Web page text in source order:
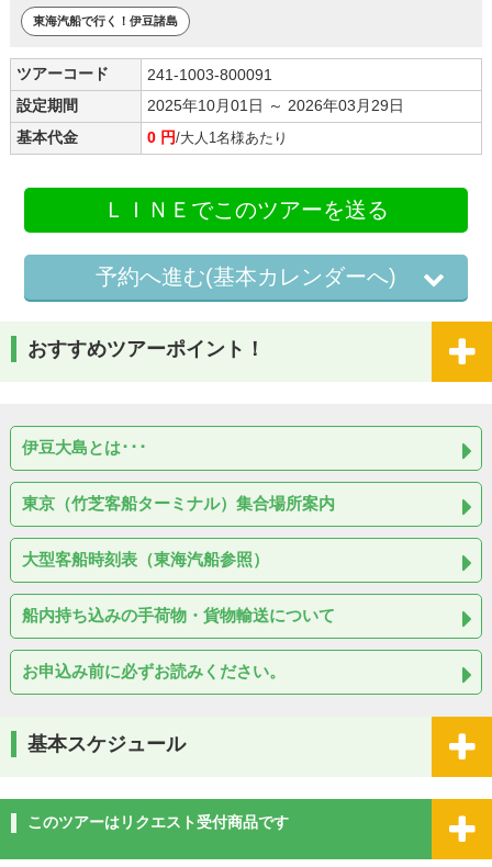
東海汽船で行く！伊豆諸島
ツアーコード
241-1003-800091
設定期間
2025年10月01日 ～ 2026年03月29日
基本代金
0 円/大人1名様あたり
ＬＩＮＥでこのツアーを送る
予約へ進む(基本カレンダーへ)
おすすめツアーポイント！
伊豆大島とは･･･
東京（竹芝客船ターミナル）集合場所案内
大型客船時刻表（東海汽船参照）
船内持ち込みの手荷物・貨物輸送について
お申込み前に必ずお読みください。
基本スケジュール
このツアーはリクエスト受付商品です